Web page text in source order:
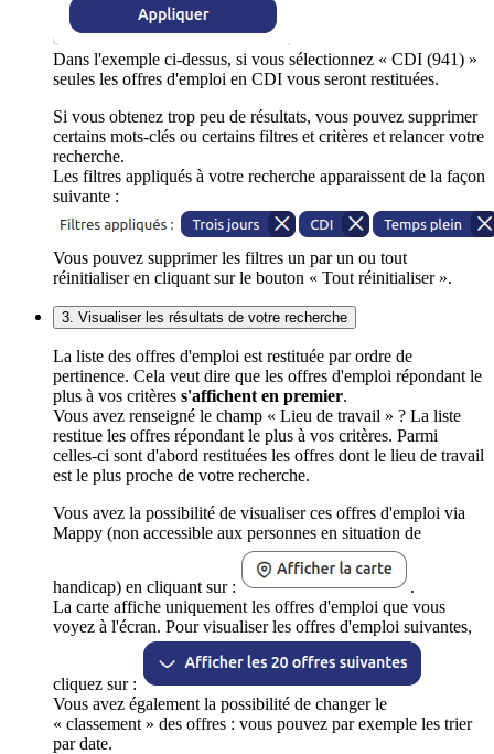
Dans l'exemple ci-dessus, si vous sélectionnez « CDI (941) »
seules les offres d'emploi en CDI vous seront restituées.
Si vous obtenez trop peu de résultats, vous pouvez supprimer
certains mots-clés ou certains filtres et critères et relancer votre
recherche.
Les filtres appliqués à votre recherche apparaissent de la façon
suivante :
Vous pouvez supprimer les filtres un par un ou tout
réinitialiser en cliquant sur le bouton « Tout réinitialiser ».
3. Visualiser les résultats de votre recherche
La liste des offres d'emploi est restituée par ordre de
pertinence. Cela veut dire que les offres d'emploi répondant le
plus à vos critères s'affichent en premier.
Vous avez renseigné le champ « Lieu de travail » ? La liste
restitue les offres répondant le plus à vos critères. Parmi
celles-ci sont d'abord restituées les offres dont le lieu de travail
est le plus proche de votre recherche.
Vous avez la possibilité de visualiser ces offres d'emploi via
Mappy (non accessible aux personnes en situation de
handicap) en cliquant sur :
.
La carte affiche uniquement les offres d'emploi que vous
voyez à l'écran. Pour visualiser les offres d'emploi suivantes,
cliquez sur :
Vous avez également la possibilité de changer le
« classement » des offres : vous pouvez par exemple les trier
par date.